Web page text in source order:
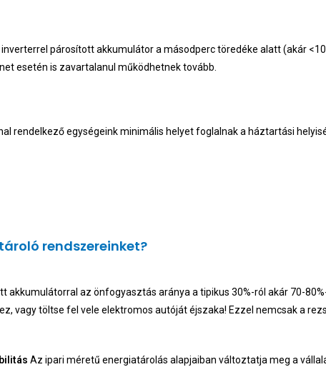
párosított akkumulátor a másodperc töredéke alatt (akár
esetén is zavartalanul működhetnek tovább.
rendelkező egységeink minimális helyet foglalnak a háztartási
rendszereinket?
akkumulátorral az önfogyasztás aránya a tipikus 30%-ról akár 70-
vagy töltse fel vele elektromos autóját éjszaka! Ezzel nemcsak a
Az ipari méretű energiatárolás alapjaiban változtatja meg a